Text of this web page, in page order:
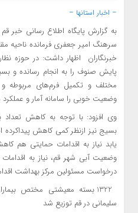
– اخبار استانها –
به گزارش پایگاه اطلاع رسانی خبر
سرهنگ امیر جعفری فرمانده ناحیه
پایش صنوف را به انجام رسانده و
مختلف و تکمیل فرم‌های مربوطه و
وضعیت خوبی را سامانه آمار و
وی افزود: با توجه به کاهش تعداد
بسیج نیز ازنظر کمی کاهش
یابد نیاز به اقدامات حمایتی هم
وضعیت آبی شهر قم، نیاز به
درخواست مسئولین مرکز بهداشت
1322 بسته معیشتی مختص
سلیمانی در قم توزیع شد